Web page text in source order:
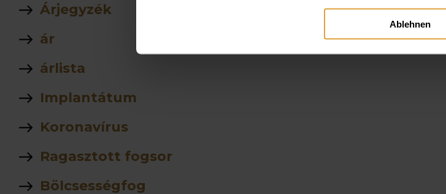
Ablehnen
Árjegyzék
ár
árlista
Implantátum
Koronavírus
Ragasztott fogsor
Bölcsességfog